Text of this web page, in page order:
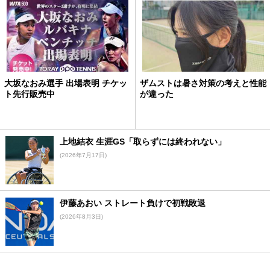
大坂なおみ選手 出場表明 チケッ
ト先行販売中
ザムストは暑さ対策の考えと性能
が違った
上地結衣 生涯GS「取らずには終われない」
(2026年7月17日)
伊藤あおい ストレート負けで初戦敗退
(2026年8月3日)